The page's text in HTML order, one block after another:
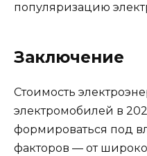
популяризацию
Заключение
Стоимость
электромобилей в
формироваться под
факторов — от